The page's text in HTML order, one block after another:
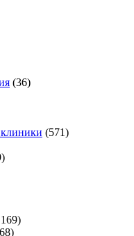
(36)
(571)